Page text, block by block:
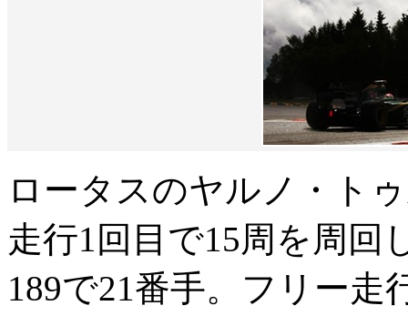
ロータスのヤルノ・ト
走行1回目で15周を周回
189で21番手。フリー走